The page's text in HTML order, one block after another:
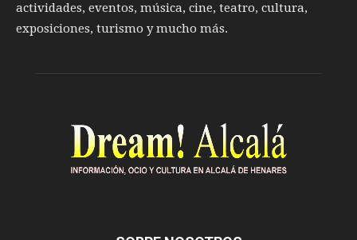
actividades, eventos, música, cine, teatro, cultura,
exposiciones, turismo y mucho más.